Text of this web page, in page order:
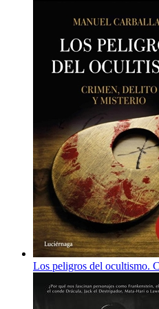
Los peligros del ocultismo.